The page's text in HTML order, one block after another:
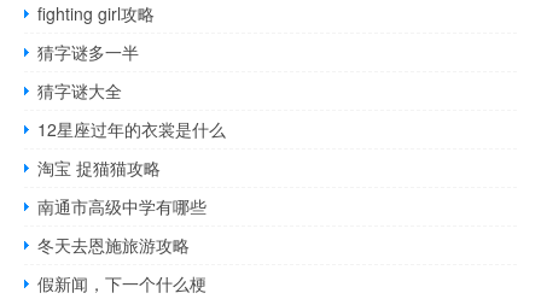
fighting girl攻略
猜字谜多一半
猜字谜大全
12星座过年的衣裳是什么
淘宝 捉猫猫攻略
南通市高级中学有哪些
冬天去恩施旅游攻略
假新闻，下一个什么梗